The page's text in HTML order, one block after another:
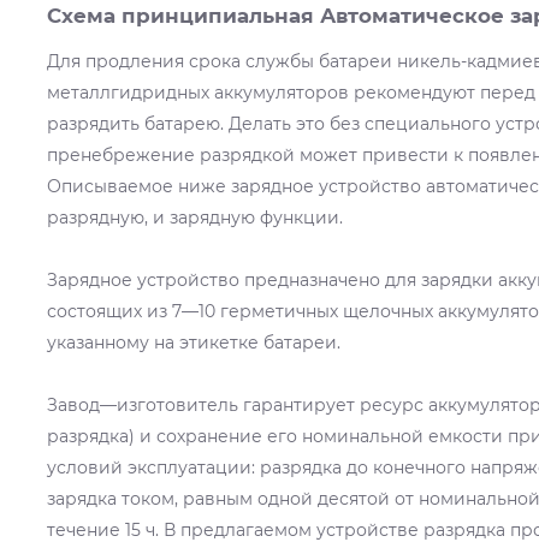
Схема принципиальная Автоматическое
Для продления срока службы батареи никель-
металлгидридных аккумуляторов рекомендуют
разрядить батарею. Делать это без специального
пренебрежение разрядкой может привести к
Описываемое ниже зарядное устройство
разрядную, и зарядную функции.
Зарядное устройство предназначено для зарядки
состоящих из 7—10 герметичных щелочных
указанному на этикетке батареи.
Завод—изготовитель гарантирует ресурс
разрядка) и сохранение его номинальной емкости
условий эксплуатации: разрядка до конечного
зарядка током, равным одной десятой от
течение 15 ч. В предлагаемом устройстве разрядка